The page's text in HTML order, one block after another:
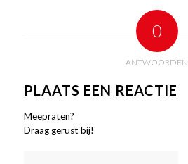
0
ANTWOORDEN
PLAATS EEN REACTIE
Meepraten?
Draag gerust bij!